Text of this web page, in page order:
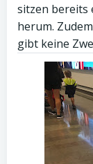
sitzen bereits
herum.
gibt keine